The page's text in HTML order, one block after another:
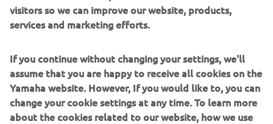
Хочете мчати ще швидше, відчути справжню
пристрасть до їзди чи знайти розумне рішення
для щоденних поїздок? Наші продукти та сервіси
задоволення — те, що ми в Yamaha називаємо
Кандо.
ДІЗНАЙСЯ БІЛЬШЕ ПРО НАС
visitors so we can improve our website, products,
services and marketing efforts.
If you continue without changing your settings, we'll
assume that you are happy to receive all cookies on the
Yamaha website. However, If you would like to, you can
change your cookie settings at any time. To learn more
about the cookies related to our website, how we use